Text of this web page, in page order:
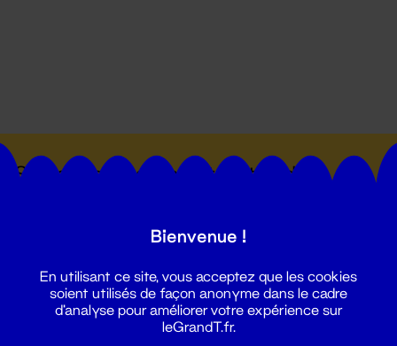
Suivez toutes les actualités du
Bienvenue !
En utilisant ce site, vous acceptez que les cookies
soient utilisés de façon anonyme dans le cadre
d'analyse pour améliorer votre expérience sur
leGrandT.fr.